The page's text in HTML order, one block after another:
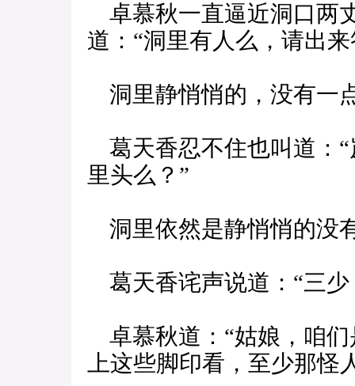
卓慕秋一直逼近洞口两
道：“洞里有人么，请出
洞里静悄悄的，没有一
葛天香忍不住也叫道：
里头么？”
洞里依然是静悄悄的没
葛天香诧声说道：“三少
卓慕秋道：“姑娘，咱
上这些脚印看，至少那怪